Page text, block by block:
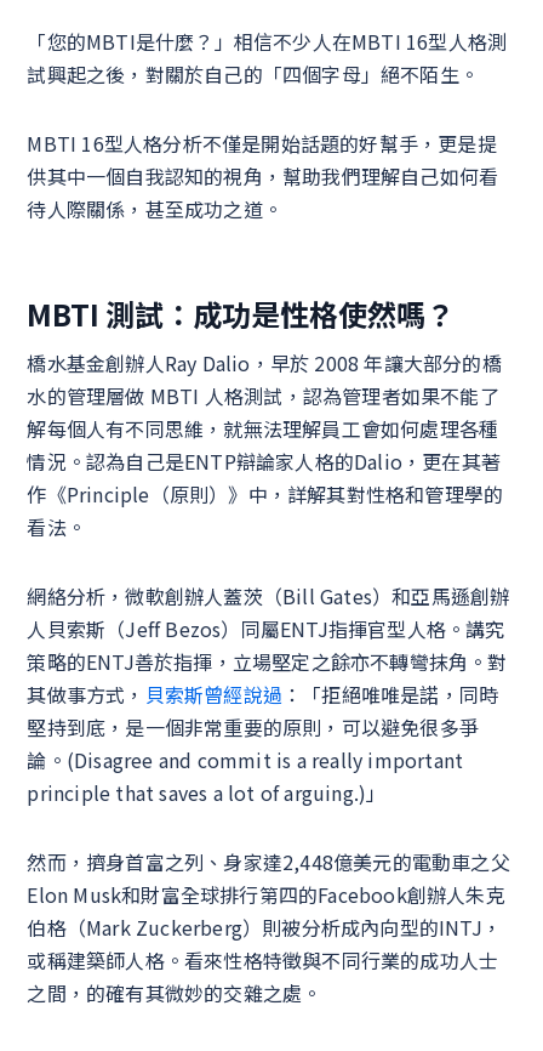
「您的MBTI是什麼？」相信不少人在MBTI 16型人格測
試興起之後，對關於自己的「四個字母」絕不陌生。
MBTI 16型人格分析不僅是開始話題的好幫手，更是提
供其中一個自我認知的視角，幫助我們理解自己如何看
待人際關係，甚至成功之道。
MBTI 測試：成功是性格使然嗎？
橋水基金創辦人Ray Dalio，早於 2008 年讓大部分的橋
水的管理層做 MBTI 人格測試，認為管理者如果不能了
解每個人有不同思維，就無法理解員工會如何處理各種
情況。認為自己是ENTP辯論家人格的Dalio，更在其著
作《Principle（原則）》中，詳解其對性格和管理學的
看法。
網絡分析，微軟創辦人蓋茨（Bill Gates）和亞馬遜創辦
人貝索斯（Jeff Bezos）同屬ENTJ指揮官型人格。講究
策略的ENTJ善於指揮，立場堅定之餘亦不轉彎抹角。對
其做事方式， 貝索斯曾經說過 ：「拒絕唯唯是諾，同時
堅持到底，是一個非常重要的原則，可以避免很多爭
論。(Disagree and commit is a really important
principle that saves a lot of arguing.)」
然而，擠身首富之列、身家達2,448億美元的電動車之父
Elon Musk和財富全球排行第四的Facebook創辦人朱克
伯格（Mark Zuckerberg）則被分析成內向型的INTJ，
或稱建築師人格。看來性格特徵與不同行業的成功人士
之間，的確有其微妙的交雜之處。